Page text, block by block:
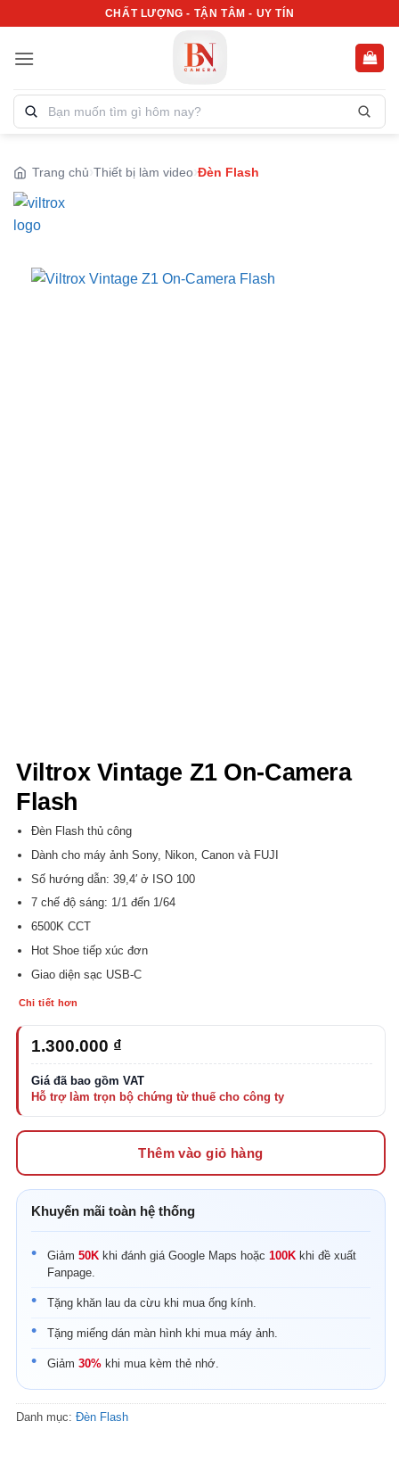
nội
CHẤT LƯỢNG - TẬN TÂM - UY TÍN
Tìm
kiếm
phẩm:
Trang chủ Thiết bị làm video Đèn Flash
Viltrox Vintage Z1 On-Camera
Flash
Đèn Flash thủ công
Dành cho máy ảnh Sony, Nikon, Canon và FUJI
Số hướng dẫn: 39,4′ ở ISO 100
7 chế độ sáng: 1/1 đến 1/64
6500K CCT
Hot Shoe tiếp xúc đơn
Giao diện sạc USB-C
Chi tiết hơn
1.300.000 ₫
Thêm vào giỏ hàng
Khuyến mãi toàn hệ thống
Giảm 50K khi đánh giá Google Maps hoặc 100K khi đề xuất
Fanpage.
Tặng khăn lau da cừu khi mua ống kính.
Tặng miếng dán màn hình khi mua máy ảnh.
Giảm 30% khi mua kèm thẻ nhớ.
Danh mục: Đèn Flash